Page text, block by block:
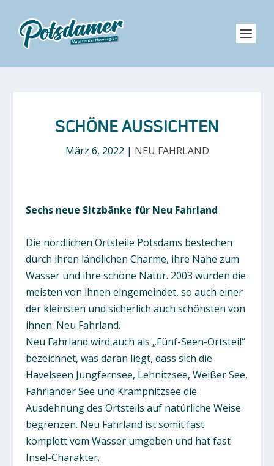
SCHÖNE AUSSICHTEN
März 6, 2022 | NEU FAHRLAND
Sechs neue Sitzbänke für Neu Fahrland
Die nördlichen Ortsteile Potsdams bestechen
durch ihren ländlichen Charme, ihre Nähe zum
Wasser und ihre schöne Natur. 2003 wurden die
meisten von ihnen eingemeindet, so auch einer
der kleinsten und sicherlich auch schönsten von
ihnen: Neu Fahrland.
Neu Fahrland wird auch als „Fünf-Seen-Ortsteil“
bezeichnet, was daran liegt, dass sich die
Havelseen Jungfernsee, Lehnitzsee, Weißer See,
Fahrländer See und Krampnitzsee die
Ausdehnung des Ortsteils auf natürliche Weise
begrenzen. Neu Fahrland ist somit fast
komplett vom Wasser umgeben und hat fast
Insel-Charakter.